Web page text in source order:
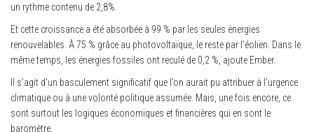
un rythme contenu de 2,8%.
Et cette croissance a été absorbée à 99 % par les seules énergies
renouvelables. À 75 % grâce au photovoltaïque, le reste par l’éolien. Dans le
même temps, les énergies fossiles ont reculé de 0,2 %, ajoute Ember.
Il s’agit d’un basculement significatif que l’on aurait pu attribuer à l’urgence
climatique ou à une volonté politique assumée. Mais, une fois encore, ce
sont surtout les logiques économiques et financières qui en sont le
baromètre.